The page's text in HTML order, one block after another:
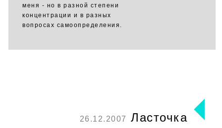
меня - но в разной степени
концентрации и в разных
вопросах самоопределения.
26.12.2007 Ласточка